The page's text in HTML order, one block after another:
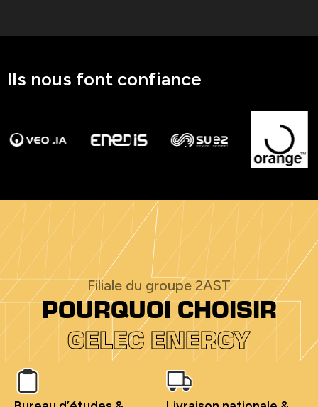
Ils nous font confiance
Filiale du groupe 2AST
POURQUOI CHOISIR
GELEC ENERGY